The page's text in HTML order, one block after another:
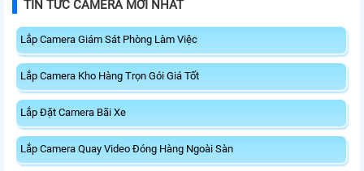
TIN TỨC CAMERA MỚI NHẤT
Lắp Camera Giám Sát Phòng Làm Việc
Lắp Camera Kho Hàng Trọn Gói Giá Tốt
Lắp Đặt Camera Bãi Xe
Lắp Camera Quay Video Đóng Hàng Ngoài Sàn